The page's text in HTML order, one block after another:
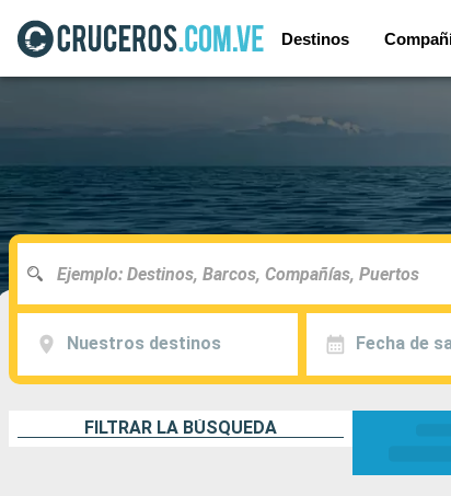
Destinos
Nuestros destinos Fecha de
FILTRAR LA BÚSQUEDA